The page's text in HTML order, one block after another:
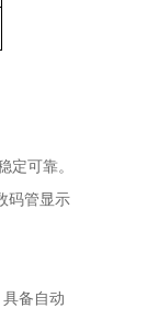
可靠。
码管显示
备自动